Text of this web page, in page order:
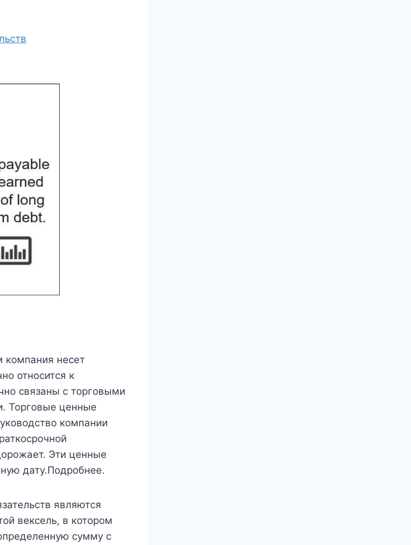
компания несет
относится к
связаны с торговыми
Торговые ценные
компании
Эти ценные
дату.Подробнее.
являются
вексель, в котором
сумму с